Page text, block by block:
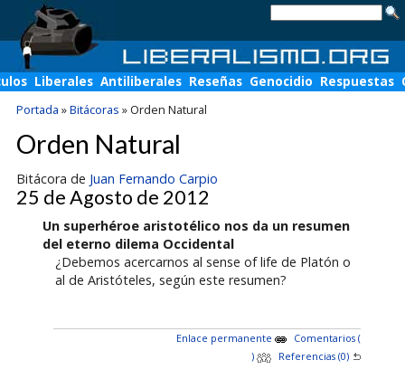
Liberales Antiliberales Reseñas Genocidio Respuestas
Portada »Bitácoras »Orden Natural
Orden Natural
Bitácora de Juan Fernando Carpio
25 de Agosto de 2012
Un superhéroe aristotélico nos da un resumen
del eterno dilema Occidental
¿Debemos acercarnos al sense of life de Platón o
al de Aristóteles, según este resumen?
Enlace permanente
Comentarios (
)
Referencias (0)